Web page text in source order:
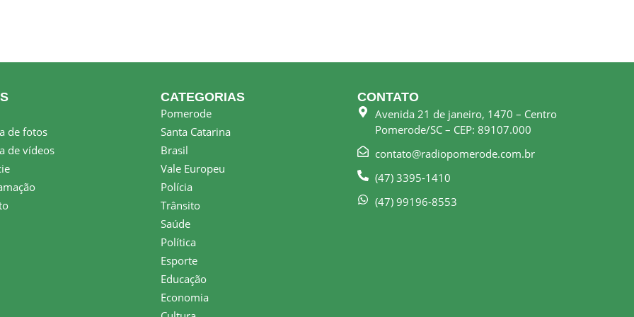
de fotos
de vídeos
CATEGORIAS
Pomerode
Santa Catarina
Brasil
Vale Europeu
Polícia
Trânsito
Saúde
Política
Esporte
Educação
Economia
CONTATO
Avenida 21 de janeiro, 1470 – Centro
Pomerode/SC – CEP: 89107.000
contato@radiopomerode.com.br
(47) 3395-1410
(47) 99196-8553